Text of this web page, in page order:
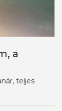
a
teljes